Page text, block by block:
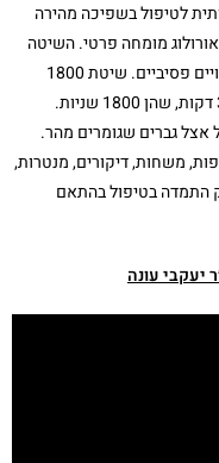
לטיפול בשפיכה מהירה
מומחה פרטי. השיטה
מבוססת על תהליך דסנסיטיזציה באמצעות גירויים פסיביים. שיטת 1800
שניות מאפשרת לבני זוג אקט מיני מלא של 30 דקות, שהן 1800 שניות.
30 מאקט מיני רגיל אצל גברים שגומרים מהר.
משחות, דיקורים, מנטרות,
התמדה בטיפול בהתאם
עונה